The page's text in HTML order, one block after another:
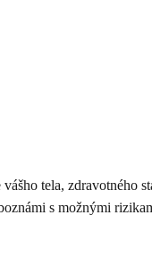
tela, zdravotného
s možnými